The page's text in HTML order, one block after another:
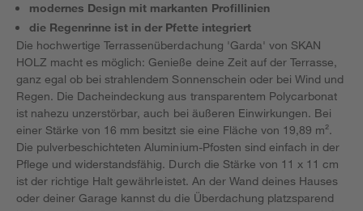
modernes Design mit markanten Profillinien
die Regenrinne ist in der Pfette integriert
Die hochwertige Terrassenüberdachung 'Garda' von SKAN
HOLZ macht es möglich: Genieße deine Zeit auf der Terrasse,
ganz egal ob bei strahlendem Sonnenschein oder bei Wind und
Regen. Die Dacheindeckung aus transparentem Polycarbonat
ist nahezu unzerstörbar, auch bei äußeren Einwirkungen. Bei
einer Stärke von 16 mm besitzt sie eine Fläche von 19,89 m².
Die pulverbeschichteten Aluminium-Pfosten sind einfach in der
Pflege und widerstandsfähig. Durch die Stärke von 11 x 11 cm
ist der richtige Halt gewährleistet. An der Wand deines Hauses
oder deiner Garage kannst du die Überdachung platzsparend